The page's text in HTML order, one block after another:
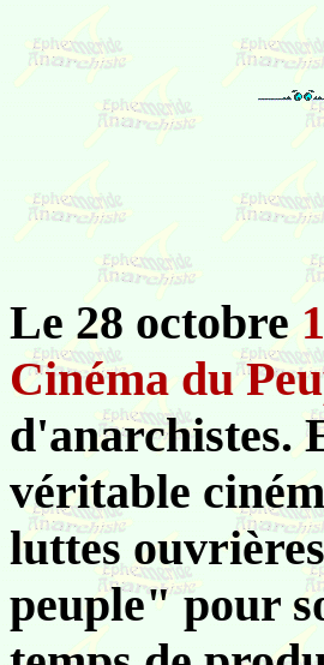
Le 28 octobre
Cinéma du
d'anarchistes.
véritable
luttes
peuple" pour